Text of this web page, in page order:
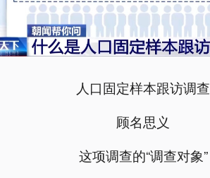
人口固定样本跟访调查
顾名思义
这项调查的“调查对象”